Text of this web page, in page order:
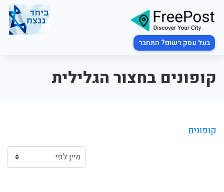
בעל עסק רשום? התחבר
קופונים בחצור הגלילית
קופונים